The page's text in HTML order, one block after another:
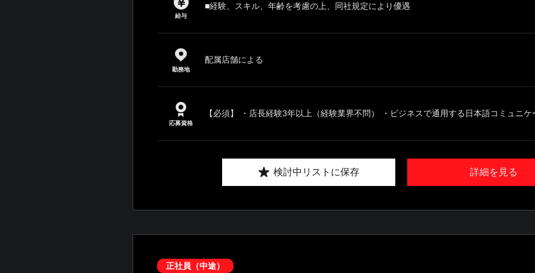
給与
■経験、スキル、年齢を考慮の上、同社規定により優遇
勤務地
配属店舗による
応募資格
【必須】 ・店長経験3年以上（経験業界不問） ・ビジネスで通用する日本語コミュニ
詳細を見る
検討中リストに保存
正社員（中途）